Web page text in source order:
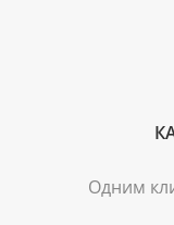
Одним